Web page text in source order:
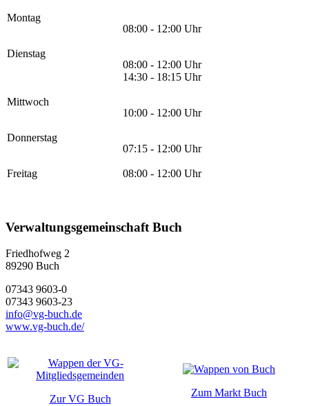
Montag
08:00 - 12:00 Uhr
Dienstag
08:00 - 12:00 Uhr
14:30 - 18:15 Uhr
Mittwoch
10:00 - 12:00 Uhr
Donnerstag
07:15 - 12:00 Uhr
Freitag 08:00 - 12:00 Uhr
Verwaltungsgemeinschaft Buch
Friedhofweg 2
89290 Buch
07343 9603-0
07343 9603-23
info@vg-buch.de
www.vg-buch.de/
Zur VG Buch
Zum Markt Buch